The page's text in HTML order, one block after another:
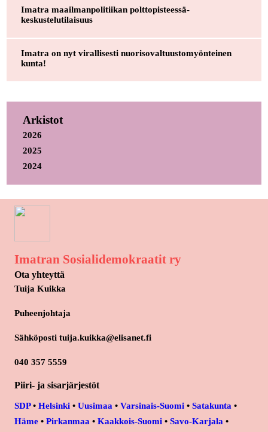
Imatra maailmanpolitiikan polttopisteessä-
keskustelutilaisuus
Imatra on nyt virallisesti nuorisovaltuustomyönteinen
kunta!
Arkistot
2026
2025
2024
Imatran Sosialidemokraatit ry
Ota yhteyttä
Tuija Kuikka
Puheenjohtaja
Sähköposti tuija.kuikka@elisanet.fi
040 357 5559
Piiri- ja sisarjärjestöt
SDP• Helsinki • Uusimaa • Varsinais-Suomi • Satakunta •
Häme • Pirkanmaa • Kaakkois-Suomi • Savo-Karjala •